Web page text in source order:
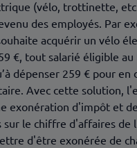
(vélo, trottinette,
des employés. Par
acquérir un vélo
€, tout salarié éligible au
dépenser 259 € pour en
Avec cette solution,
exonération d'impôt et
sur le chiffre d'affaires de
d'être exonérée de